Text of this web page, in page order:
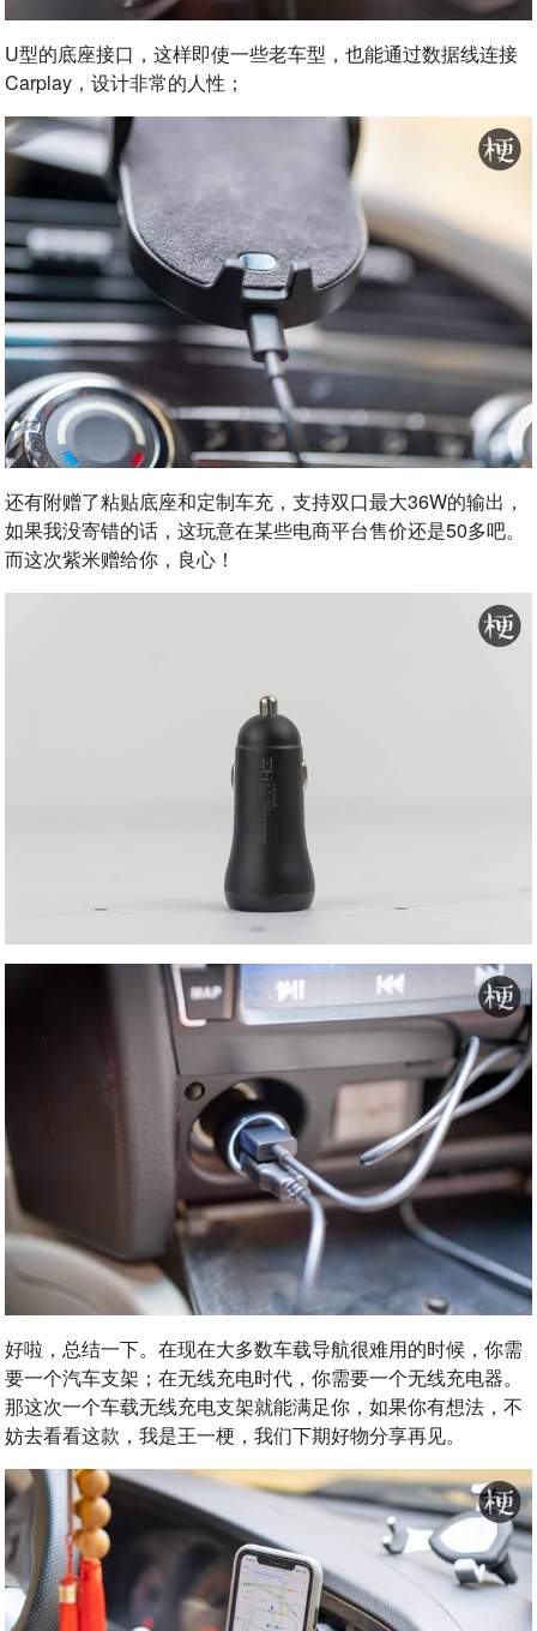
U型的底座接口，这样即使一些老车型，也能通过数据线连接
Carplay，设计非常的人性；
还有附赠了粘贴底座和定制车充，支持双口最大36W的输出，
如果我没寄错的话，这玩意在某些电商平台售价还是50多吧。
而这次紫米赠给你，良心！
好啦，总结一下。在现在大多数车载导航很难用的时候，你需
要一个汽车支架；在无线充电时代，你需要一个无线充电器。
那这次一个车载无线充电支架就能满足你，如果你有想法，不
妨去看看这款，我是王一梗，我们下期好物分享再见。